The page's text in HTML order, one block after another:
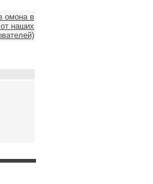
омона в
наших